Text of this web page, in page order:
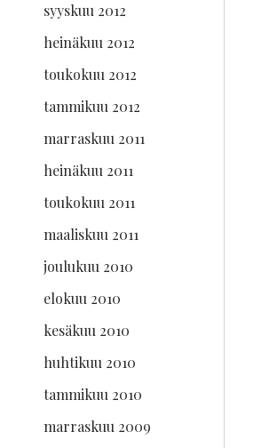
syyskuu 2012
heinäkuu 2012
toukokuu 2012
tammikuu 2012
marraskuu 2011
heinäkuu 2011
toukokuu 2011
maaliskuu 2011
joulukuu 2010
elokuu 2010
kesäkuu 2010
huhtikuu 2010
tammikuu 2010
marraskuu 2009